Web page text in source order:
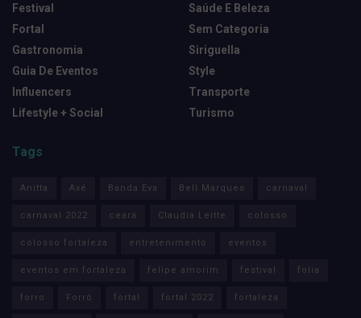
Festival
Fortal
Gastronomia
Guia De Eventos
Influencers
Lifestyle + Social
Saúde E Beleza
Sem Categoria
Siriguella
Style
Transporte
Turismo
Tags
Anitta Axé Banda Eva Bell Marques carnaval
carnaval 2022 ceará Claudia Leitte colosso
colosso fortaleza entretenimento eventos
eventos em fortaleza felipe amorim festival folia
forro Forró fortal fortal 2022 fortaleza